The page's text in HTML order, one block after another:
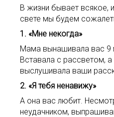
В жизни бывает всякое,
свете мы будем
1. «Мне некогда»
Мама вынашивала вас 9
Вставала с рассветом,
выслушивала ваши
2. «Я тебя ненавижу»
А она вас любит.
неудачником,